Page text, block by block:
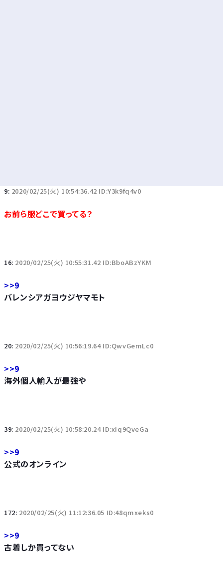
9: 2020/02/25(火) 10:54:36.42 ID:Y3k9fq4v0
お前ら服どこで買ってる？
16: 2020/02/25(火) 10:55:31.42 ID:BboABzYKM
>>9
バレンシアガヨウジヤマモト
20: 2020/02/25(火) 10:56:19.64 ID:QwvGemLc0
>>9
海外個人輸入が最強や
39: 2020/02/25(火) 10:58:20.24 ID:xIq9QveGa
>>9
公式のオンライン
172: 2020/02/25(火) 11:12:36.05 ID:48qmxeks0
>>9
古着しか買ってない